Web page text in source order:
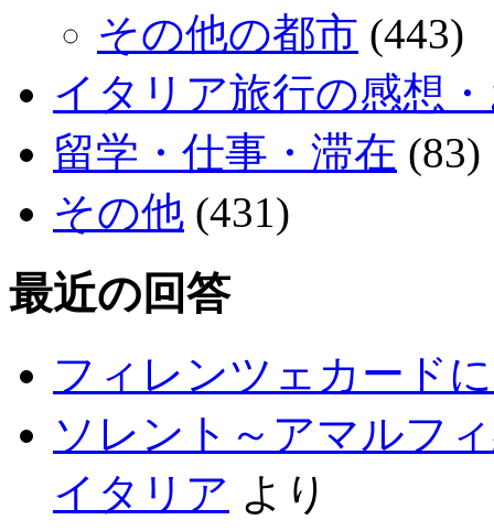
その他の都市 (443)
イタリア旅行の感想
留学・仕事・滞在 (83)
その他 (431)
最近の回答
フィレンツェカード
ソレント～アマルフ
イタリア より